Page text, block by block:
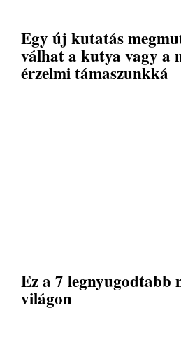
Egy új kutatás
válhat a kutya vagy a
érzelmi támaszunkká
Ez a 7 legnyugodtabb
világon